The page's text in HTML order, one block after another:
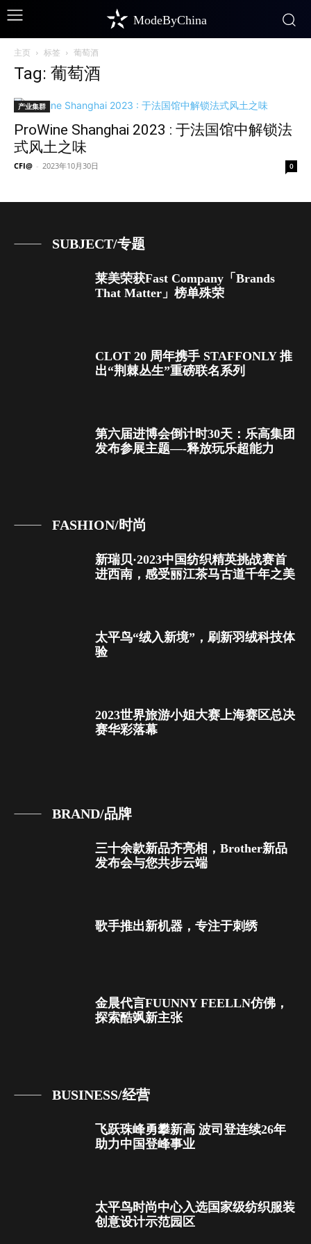
ModeByChina
主页 标签 葡萄酒
Tag: 葡萄酒
产业集群
ProWine Shanghai 2023 : 于法国馆中解锁法
式风土之味
CFI@ - 2023年10月30日 0
SUBJECT/专题
莱美荣获Fast Company「Brands
That Matter」榜单殊荣
CLOT 20 周年携手 STAFFONLY 推
出“荆棘丛生”重磅联名系列
第六届进博会倒计时30天：乐高集团
发布参展主题—-释放玩乐超能力
FASHION/时尚
新瑞贝·2023中国纺织精英挑战赛首
进西南，感受丽江茶马古道千年之美
太平鸟“绒入新境”，刷新羽绒科技体
验
2023世界旅游小姐大赛上海赛区总决
赛华彩落幕
BRAND/品牌
三十余款新品齐亮相，Brother新品
发布会与您共步云端
歌手推出新机器，专注于刺绣
金晨代言FUUNNY FEELLN仿佛，
探索酷飒新主张
BUSINESS/经营
飞跃珠峰勇攀新高 波司登连续26年
助力中国登峰事业
太平鸟时尚中心入选国家级纺织服装
创意设计示范园区